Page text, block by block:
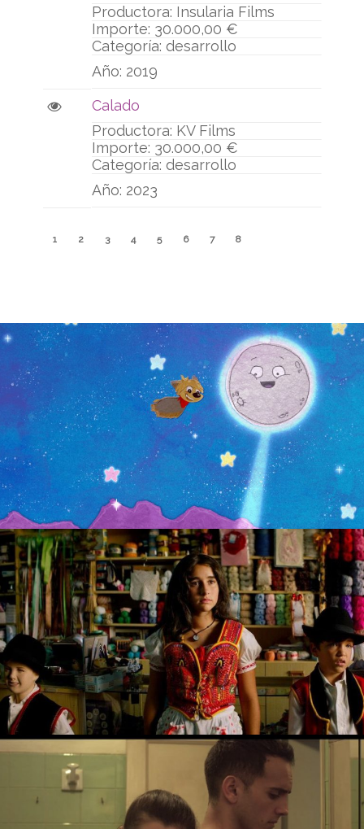
Insularia Films
30.000,00 €
desarrollo
2019
Calado
KV Films
30.000,00 €
desarrollo
2023
1 2 3 4 5 6 7 8